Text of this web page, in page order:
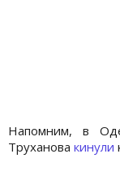
Напомним, в
Труханова кинули